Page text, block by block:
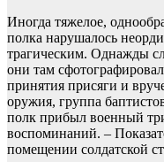
Иногда тяжелое,
полка нарушалось
трагическим. Однажды
они там
принятия присяги и
оружия, группа
полк прибыл военный
воспоминаний. –
помещении солдатской